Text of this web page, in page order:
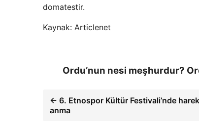
domatestir.
Kaynak: Articlenet
Ordu’nun nesi meşhurdur?
← 6. Etnospor Kültür Festivali’nde
anma